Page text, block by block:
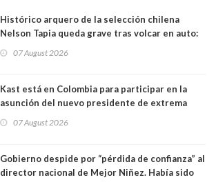
Histórico arquero de la selección chilena
Nelson Tapia queda grave tras volcar en auto:
07 August 2026
Kast está en Colombia para participar en la
asunción del nuevo presidente de extrema
07 August 2026
Gobierno despide por “pérdida de confianza” al
director nacional de Mejor Niñez. Había sido